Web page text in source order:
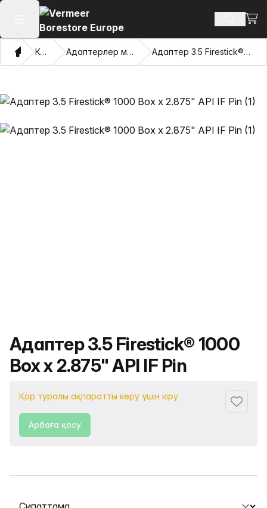
Негізгі мәзірді ашу Іздеу
Үй Каталог Адаптерлер мен тартатын көздер Адаптер 3.5 Firestick® 1000 Box x 2.875" API IF Pin
Өнімнің атауы
Адаптер 3.5 Firestick® 1000
Box x 2.875" API IF Pin
Қор туралы ақпаратты көру үшін кіру
Арбаға қосу
Қойындыны таңдау